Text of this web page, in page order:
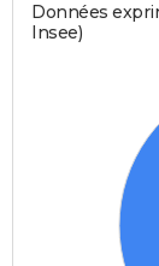
Données
Insee)